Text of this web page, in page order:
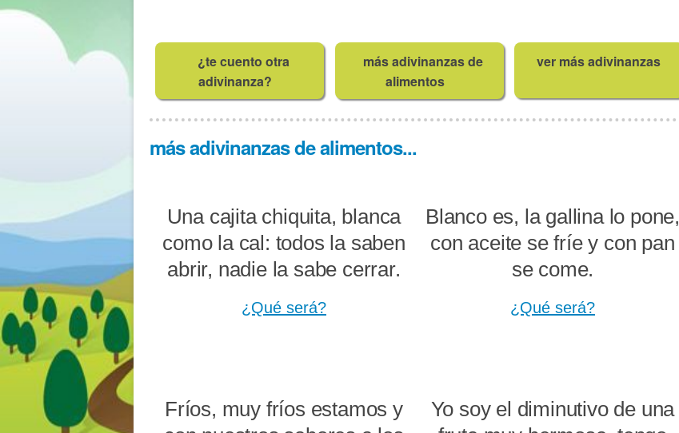
¿te cuento otra
adivinanza?
más adivinanzas de
alimentos
ver más adivinanzas
más adivinanzas de alimentos...
Una cajita chiquita, blanca
como la cal: todos la saben
abrir, nadie la sabe cerrar.
¿Qué será?
Blanco es, la gallina lo pone,
con aceite se fríe y con pan
se come.
¿Qué será?
Fríos, muy fríos estamos y
Yo soy el diminutivo de una